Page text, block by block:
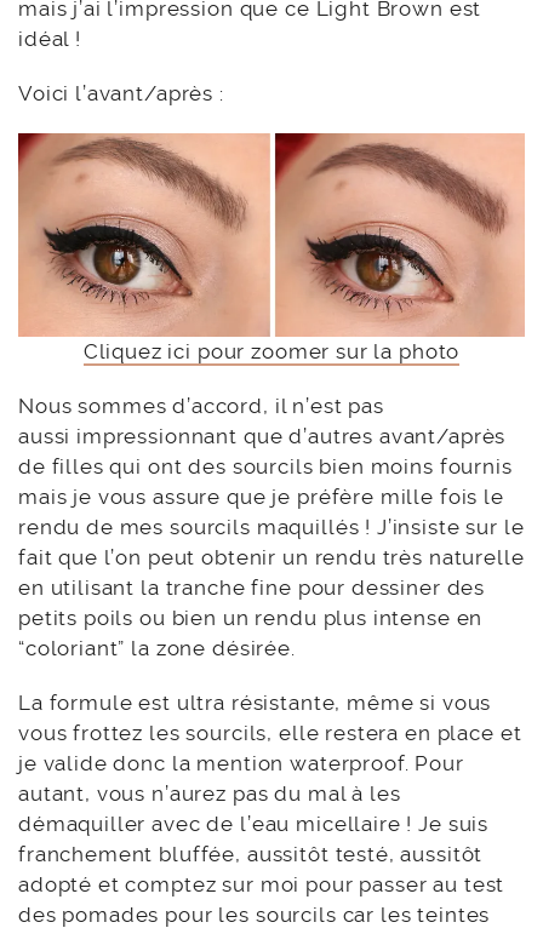
mais j’ai l’impression que ce Light Brown est
idéal !
Voici l’avant/après :
Cliquez ici pour zoomer sur la photo
Nous sommes d’accord, il n’est pas
aussi impressionnant que d’autres avant/après
de filles qui ont des sourcils bien moins fournis
mais je vous assure que je préfère mille fois le
rendu de mes sourcils maquillés ! J’insiste sur le
fait que l’on peut obtenir un rendu très naturelle
en utilisant la tranche fine pour dessiner des
petits poils ou bien un rendu plus intense en
“coloriant” la zone désirée.
La formule est ultra résistante, même si vous
vous frottez les sourcils, elle restera en place et
je valide donc la mention waterproof. Pour
autant, vous n’aurez pas du mal à les
démaquiller avec de l’eau micellaire ! Je suis
franchement bluffée, aussitôt testé, aussitôt
adopté et comptez sur moi pour passer au test
des pomades pour les sourcils car les teintes